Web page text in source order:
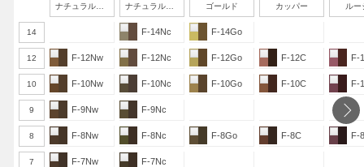
ゴールド カッパー ルー
14 F-14Nc F-14Go
12 F-12Nw F-12Nc F-12Go F-12C F-
10 F-10Nw F-10Nc F-10Go F-10C F-
9 F-9Nw F-9Nc
8 F-8Nw F-8Nc F-8Go F-8C F-
7 F-7Nw F-7Nc